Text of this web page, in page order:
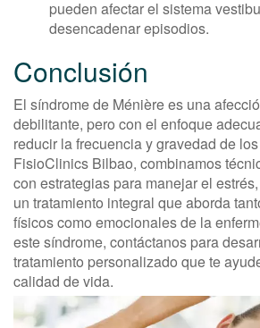
pueden afectar el sistema
desencadenar episodios.
Conclusión
El síndrome de Ménière es una
debilitante, pero con el enfoque
reducir la frecuencia y gravedad de
FisioClinics Bilbao, combinamos
con estrategias para manejar el
un tratamiento integral que aborda
físicos como emocionales de la
este síndrome, contáctanos para
tratamiento personalizado que te
calidad de vida.